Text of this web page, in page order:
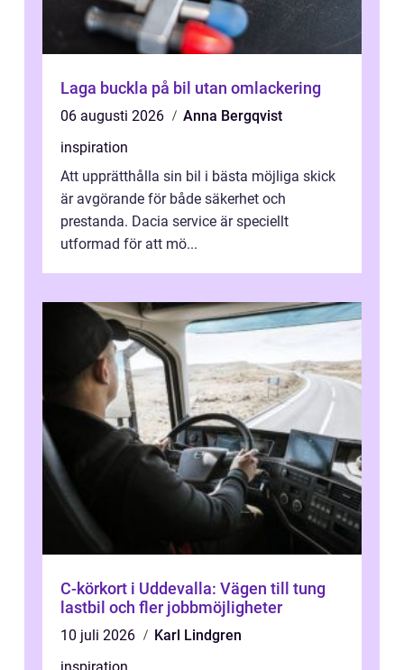
Laga buckla på bil utan omlackering
06 augusti 2026
Anna Bergqvist
inspiration
Att upprätthålla sin bil i bästa möjliga skick
är avgörande för både säkerhet och
prestanda. Dacia service är speciellt
utformad för att mö...
C-körkort i Uddevalla: Vägen till tung
lastbil och fler jobbmöjligheter
10 juli 2026
Karl Lindgren